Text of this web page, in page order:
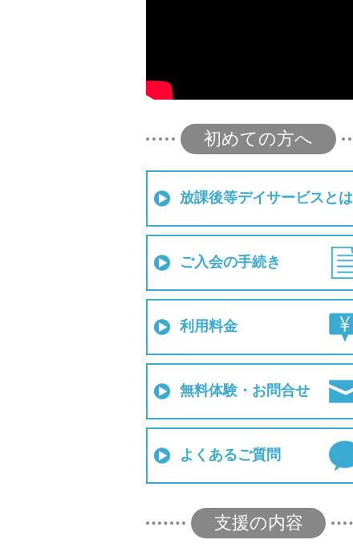
初めての方へ
放課後等デイサービスとは
ご入会の手続き
利用料金
無料体験・お問合せ
よくあるご質問
支援の内容